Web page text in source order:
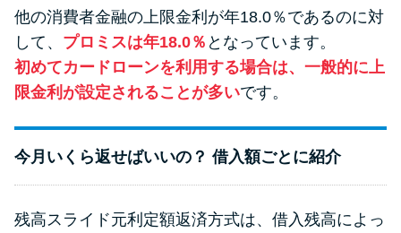
他の消費者金融の上限金利が年18.0％であるのに対
して、 プロミスは年18.0％ となっています。
初めてカードローンを利用する場合は、一般的に上
限金利が設定されることが多いです。
今月いくら返せばいいの？ 借入額ごとに紹介
残高スライド元利定額返済方式は、借入残高によっ